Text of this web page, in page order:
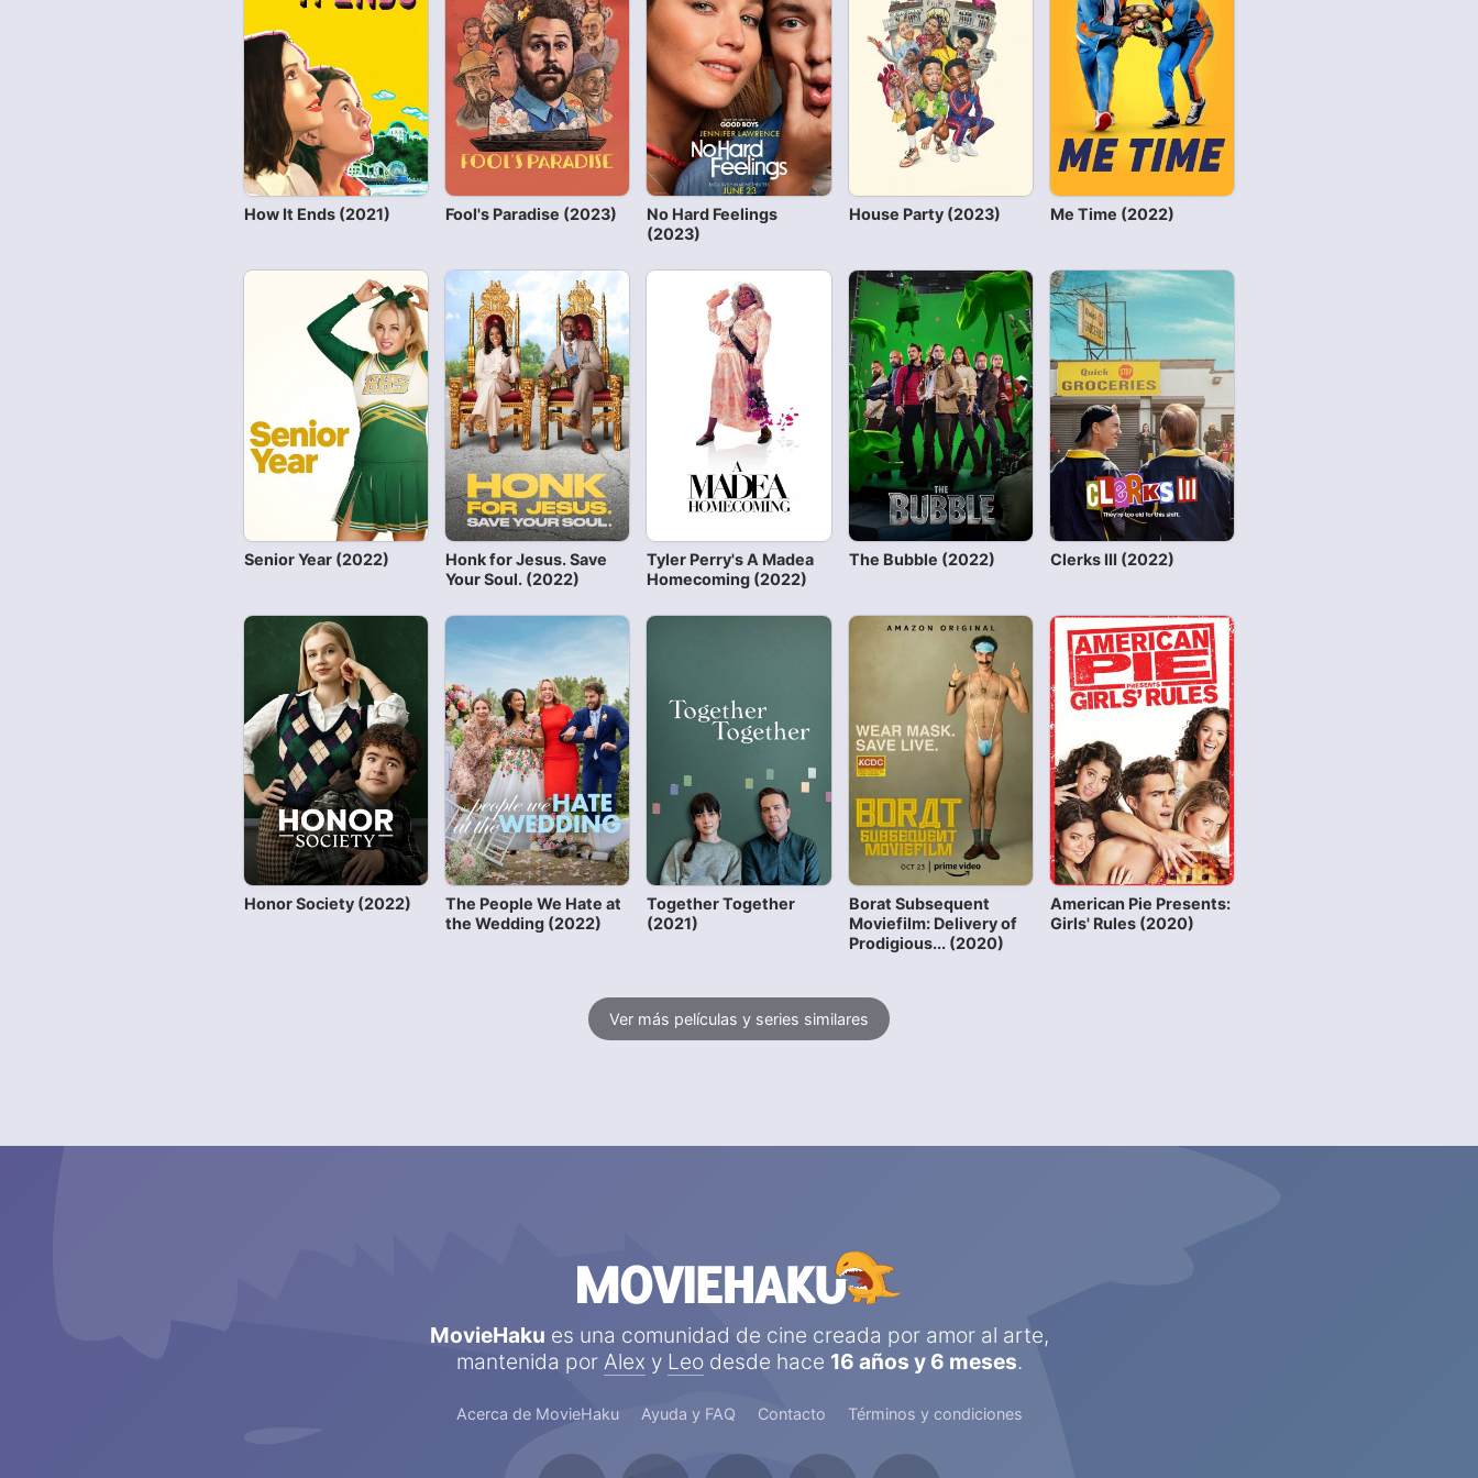
How It Ends (2021) Fool's Paradise (2023)
No Hard Feelings
(2023)
House Party (2023) Me Time (2022)
Senior Year (2022)
Honk for Jesus. Save
Your Soul. (2022)
Tyler Perry's A Madea
Homecoming (2022)
The Bubble (2022) Clerks III (2022)
Honor Society (2022)
The People We Hate at
the Wedding (2022)
Together Together
(2021)
Borat Subsequent
Moviefilm: Delivery of
Prodigious... (2020)
American Pie Presents:
Girls' Rules (2020)
Ver más películas y series similares
MovieHaku es una comunidad de cine creada por amor al arte,
mantenida por Alex y Leodesde hace 16 años y 6 meses.
Acerca de MovieHaku Ayuda y FAQ Contacto Términos y condiciones